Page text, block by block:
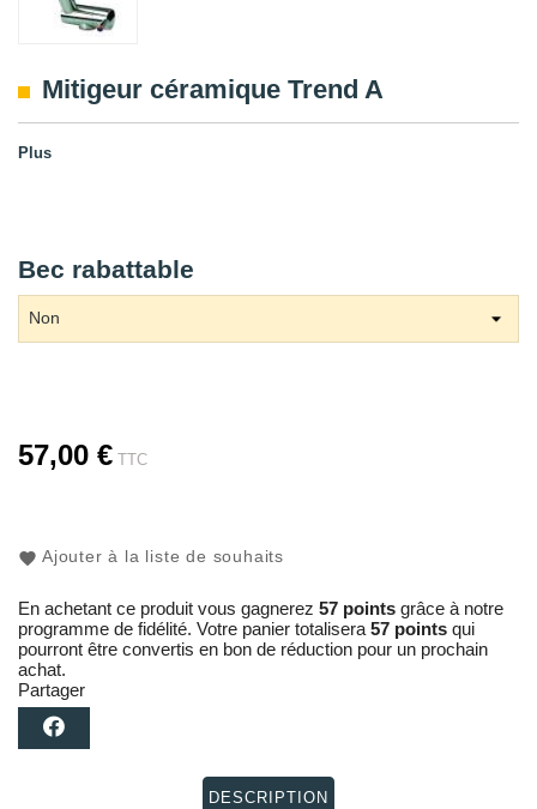
Mitigeur céramique Trend A
Plus
Bec rabattable
57,00 € TTC
Ajouter à la liste de souhaits
En achetant ce produit vous gagnerez 57 points grâce à notre
programme de fidélité. Votre panier totalisera 57 points qui
pourront être convertis en bon de réduction pour un prochain
achat.
Partager
DESCRIPTION